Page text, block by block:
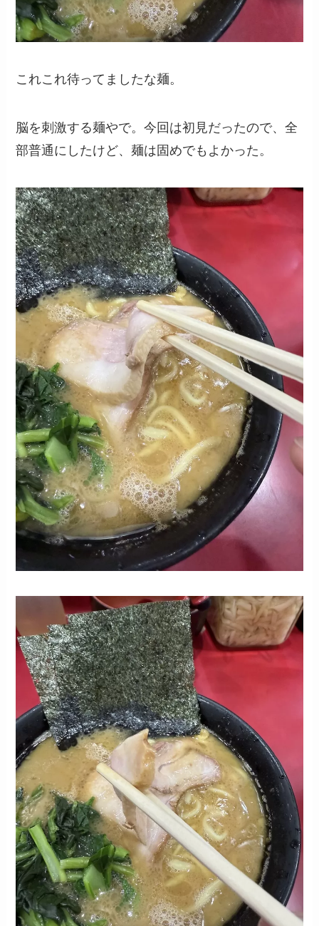
これこれ待ってましたな麺。
脳を刺激する麺やで。今回は初見だったので、全
部普通にしたけど、麺は固めでもよかった。